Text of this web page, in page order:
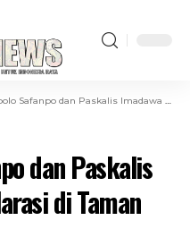
dan Paskalis Imadawa Akan Deklarasi di Taman Mandala
dan Paskalis
di Taman